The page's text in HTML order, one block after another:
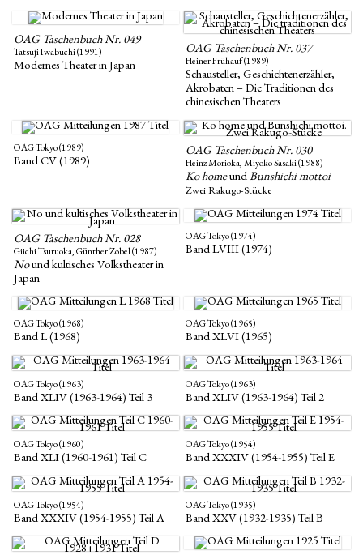
OAG Taschenbuch Nr. 049
Tatsuji Iwabuchi (1991)
Modernes Theater in Japan
OAG Taschenbuch Nr. 037
Heiner Frühauf (1989)
Schausteller, Geschichtenerzähler,
Akrobaten – Die Traditionen des
chinesischen Theaters
OAG Tokyo (1989)
Band CV (1989)
OAG Taschenbuch Nr. 030
Heinz Morioka, Miyoko Sasaki (1988)
Ko homeund Bunshichi mottoi
Zwei Rakugo-Stücke
OAG Taschenbuch Nr. 028
Giichi Tsuruoka, Günther Zobel (1987)
Nound kultisches Volkstheater in
Japan
OAG Tokyo (1974)
Band LVIII (1974)
OAG Tokyo (1968)
Band L (1968)
OAG Tokyo (1965)
Band XLVI (1965)
OAG Tokyo (1963)
Band XLIV (1963-1964) Teil 3
OAG Tokyo (1963)
Band XLIV (1963-1964) Teil 2
OAG Tokyo (1960)
Band XLI (1960-1961) Teil C
OAG Tokyo (1954)
Band XXXIV (1954-1955) Teil E
OAG Tokyo (1954)
Band XXXIV (1954-1955) Teil A
OAG Tokyo (1935)
Band XXV (1932-1935) Teil B